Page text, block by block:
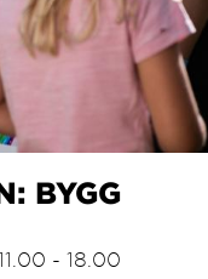
BYGG
- 18.00